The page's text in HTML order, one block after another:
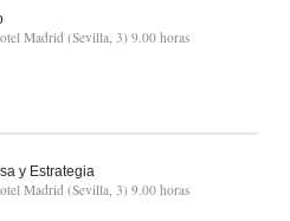
Madrid (Sevilla, 3) 9.00 horas
y Estrategia
Madrid (Sevilla, 3) 9.00 horas